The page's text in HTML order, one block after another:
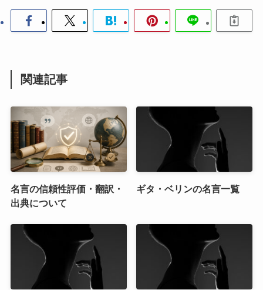
関連記事
名言の信頼性評価・翻訳・
出典について
ギタ・ベリンの名言一覧